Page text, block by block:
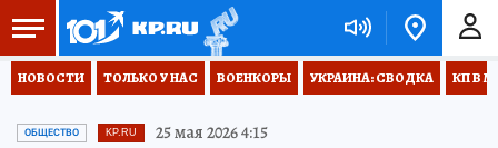
НОВОСТИ ТОЛЬКО У НАС ВОЕНКОРЫ УКРАИНА: СВОДКА КП В
ОБЩЕСТВО KP.RU 25 мая 2026 4:15